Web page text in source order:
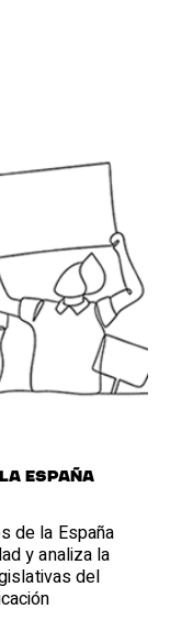
España
de la España
y analiza la
del